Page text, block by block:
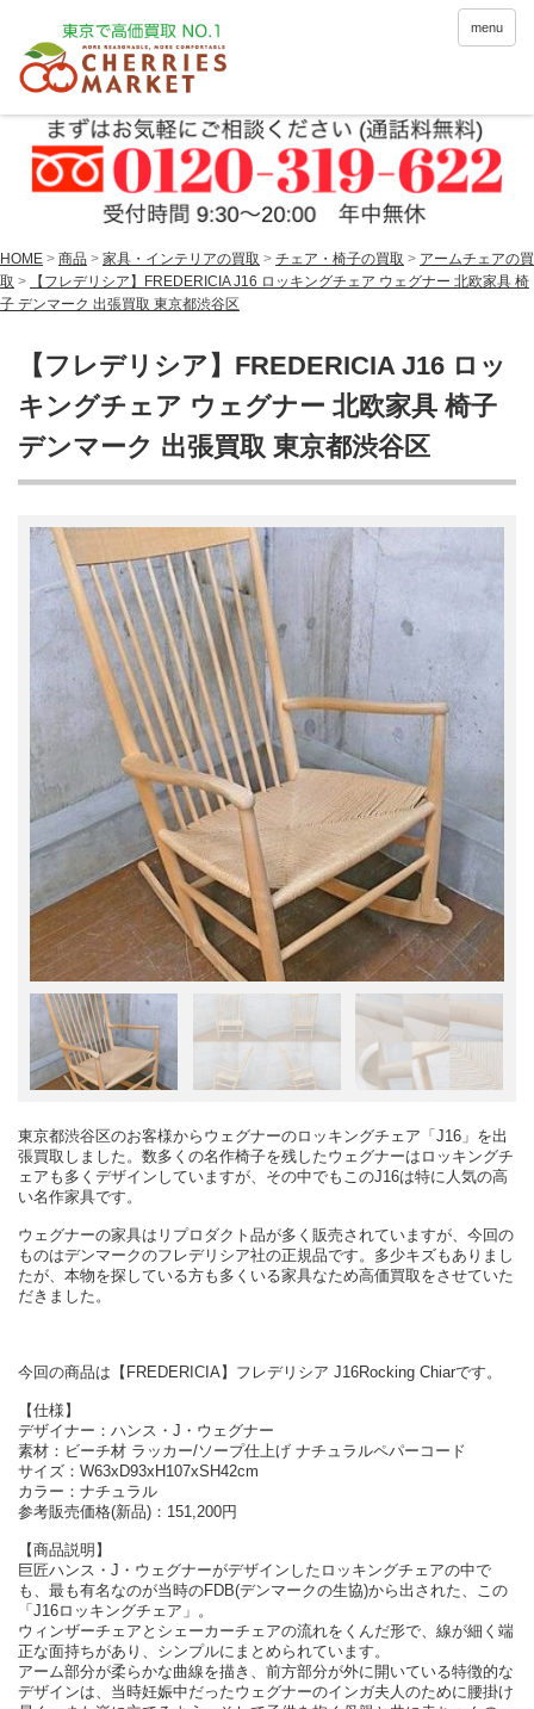
menu
HOME > 商品 > 家具・インテリアの買取 > チェア・椅子の買取 > アームチェアの買
取 >
【フレデリシア】FREDERICIA J16 ロッキングチェア ウェグナー 北欧家具 椅
子 デンマーク 出張買取 東京都渋谷区
【フレデリシア】FREDERICIA J16 ロッ
キングチェア ウェグナー 北欧家具 椅子
デンマーク 出張買取 東京都渋谷区
東京都渋谷区のお客様からウェグナーのロッキングチェア「J16」を出
張買取しました。数多くの名作椅子を残したウェグナーはロッキングチ
ェアも多くデザインしていますが、その中でもこのJ16は特に人気の高
い名作家具です。
ウェグナーの家具はリプロダクト品が多く販売されていますが、今回の
ものはデンマークのフレデリシア社の正規品です。多少キズもありまし
たが、本物を探している方も多くいる家具なため高価買取をさせていた
だきました。
今回の商品は【FREDERICIA】フレデリシア J16Rocking Chiarです。
【仕様】
デザイナー：ハンス・J・ウェグナー
素材：ビーチ材 ラッカー/ソープ仕上げ ナチュラルペパーコード
サイズ：W63xD93xH107xSH42cm
カラー：ナチュラル
参考販売価格(新品)：151,200円
【商品説明】
巨匠ハンス・J・ウェグナーがデザインしたロッキングチェアの中で
も、最も有名なのが当時のFDB(デンマークの生協)から出された、この
「J16ロッキングチェア」。
ウィンザーチェアとシェーカーチェアの流れをくんだ形で、線が細く端
正な面持ちがあり、シンプルにまとめられています。
アーム部分が柔らかな曲線を描き、前方部分が外に開いている特徴的な
デザインは、当時妊娠中だったウェグナーのインガ夫人のために腰掛け